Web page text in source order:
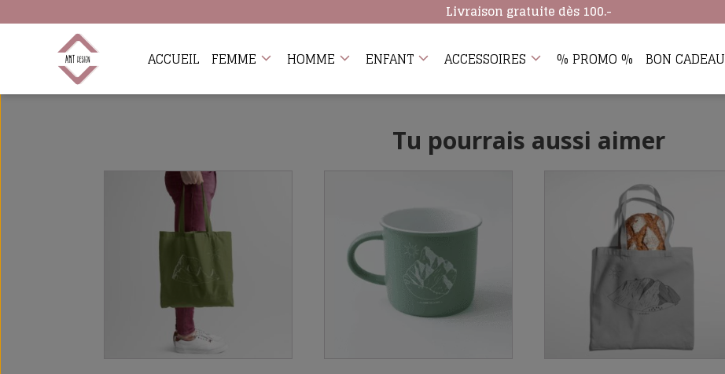
Livraison gratuite dès 100.-
ACCUEIL FEMME HOMME ENFANT ACCESSOIRES % PROMO % BON CADEAU
Il n’y a encore aucun avis
Tu pourrais aussi aimer